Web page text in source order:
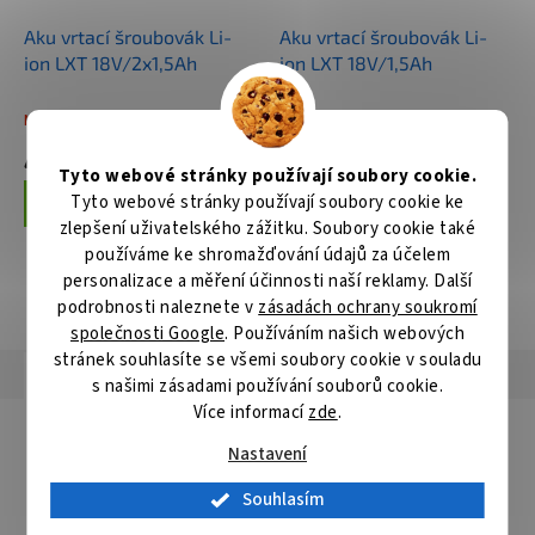
Tyto webové stránky používají soubory cookie.
Tyto webové stránky používají soubory cookie ke
zlepšení uživatelského zážitku. Soubory cookie také
používáme ke shromažďování údajů za účelem
personalizace a měření účinnosti naší reklamy. Další
podrobnosti naleznete v zásadách ochrany soukromí
společnosti Google. Používáním našich webových
stránek souhlasíte se všemi soubory cookie v souladu
s našimi zásadami používání souborů cookie.
Více informacízde.
Nastavení
Souhlasím
Aku vrtací šroubovák Li-
ion LXT 18V/2x1,5Ah
Není skladem
4 792 Kč
Do košíku
Aku vrtací šroubovák Li-
ion LXT 18V/1,5Ah
Není skladem
3 839 Kč
Do košíku
ZOBRAZIT VŠECHNY SOUVISEJÍCÍ PRODUKTY
Hodnocení Diskuze
16-152 mm. To umožňuje velmi rychlou a bezpečnou výměnu
centrovacích vrtáků a vrtacích korunek bez použití nářadí.